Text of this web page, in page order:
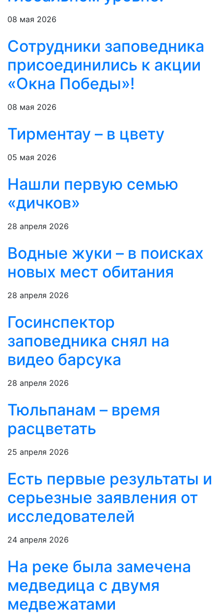
08 мая 2026
Сотрудники заповедника
присоединились к акции
«Окна Победы»!
08 мая 2026
Тирментау – в цвету
05 мая 2026
Нашли первую семью
«дичков»
28 апреля 2026
Водные жуки – в поисках
новых мест обитания
28 апреля 2026
Госинспектор
заповедника снял на
видео барсука
28 апреля 2026
Тюльпанам – время
расцветать
25 апреля 2026
Есть первые результаты и
серьезные заявления от
исследователей
24 апреля 2026
На реке была замечена
медведица с двумя
медвежатами